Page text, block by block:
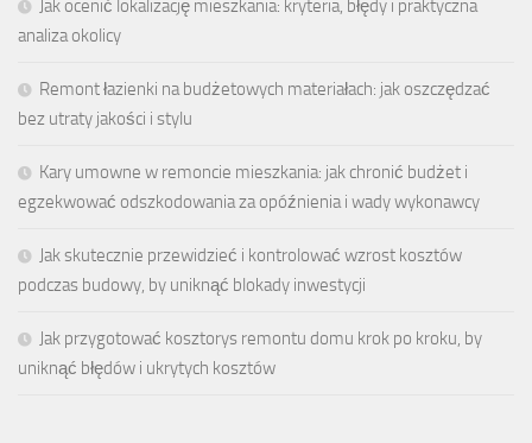
Jak ocenić lokalizację mieszkania: kryteria, błędy i praktyczna
analiza okolicy
Remont łazienki na budżetowych materiałach: jak oszczędzać
bez utraty jakości i stylu
Kary umowne w remoncie mieszkania: jak chronić budżet i
egzekwować odszkodowania za opóźnienia i wady wykonawcy
Jak skutecznie przewidzieć i kontrolować wzrost kosztów
podczas budowy, by uniknąć blokady inwestycji
Jak przygotować kosztorys remontu domu krok po kroku, by
uniknąć błędów i ukrytych kosztów